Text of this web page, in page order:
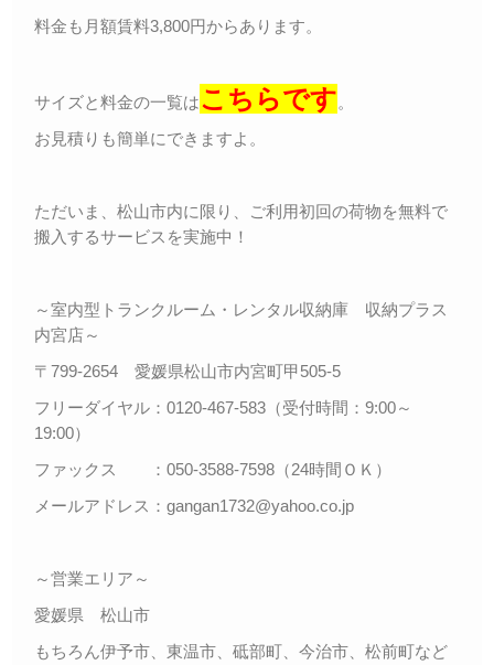
料金も月額賃料3,800円からあります。
サイズと料金の一覧はこちらです。
お見積りも簡単にできますよ。
ただいま、松山市内に限り、ご利用初回の荷物を無料で
搬入するサービスを実施中！
～室内型トランクルーム・レンタル収納庫 収納プラス
内宮店～
〒799-2654 愛媛県松山市内宮町甲505-5
フリーダイヤル：0120-467-583（受付時間：9:00～
19:00）
ファックス ：050-3588-7598（24時間ＯＫ）
メールアドレス：gangan1732@yahoo.co.jp
～営業エリア～
愛媛県 松山市
もちろん伊予市、東温市、砥部町、今治市、松前町など